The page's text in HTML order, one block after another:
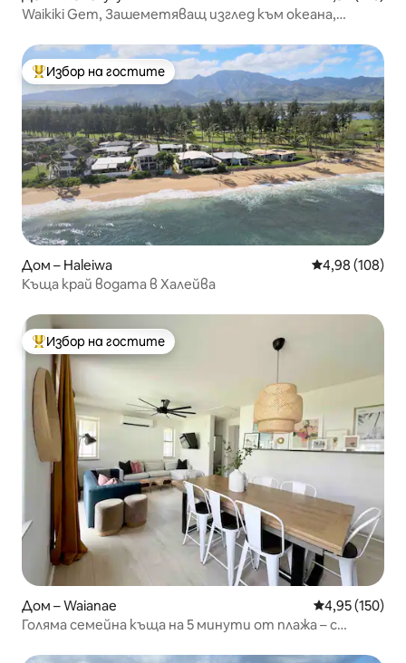
Waikiki Gem, Зашеметяващ изглед към океана,
Най-популярен избор на гостите
Избор на гостите
Дом – Haleiwa Средна
4,98 (108)
Къща край водата в Халейва
Най-популярен избор на гостите
Избор на гостите
Дом – Waianae Средна
4,95 (150)
Голяма семейна къща на 5 минути от плажа – с